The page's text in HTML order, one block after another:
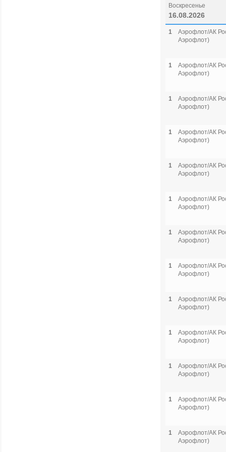
Воскресенье
16.08.2026
1
Аэрофлот/АК
Аэрофлот)
1
Аэрофлот/АК
Аэрофлот)
1
Аэрофлот/АК
Аэрофлот)
1
Аэрофлот/АК
Аэрофлот)
1
Аэрофлот/АК
Аэрофлот)
1
Аэрофлот/АК
Аэрофлот)
1
Аэрофлот/АК
Аэрофлот)
1
Аэрофлот/АК
Аэрофлот)
1
Аэрофлот/АК
Аэрофлот)
1
Аэрофлот/АК
Аэрофлот)
1
Аэрофлот/АК
Аэрофлот)
1
Аэрофлот/АК
Аэрофлот)
1
Аэрофлот/АК
Аэрофлот)